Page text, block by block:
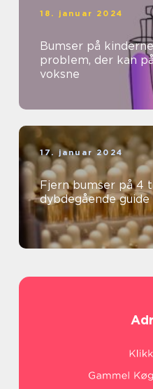
18. januar 2024
Bumser på
problem, der kan
voksne
17. januar 2024
Fjern bumser på 4
dybdegående